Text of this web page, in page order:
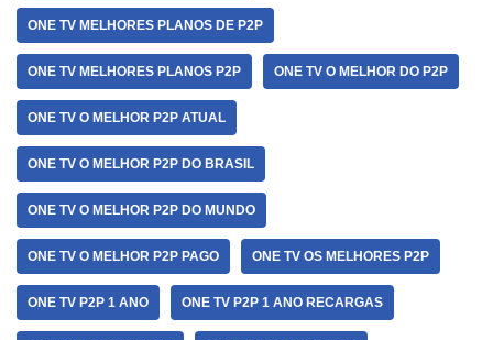
ONE TV MELHORES PLANOS DE P2P
ONE TV MELHORES PLANOS P2P ONE TV O MELHOR DO P2P
ONE TV O MELHOR P2P ATUAL
ONE TV O MELHOR P2P DO BRASIL
ONE TV O MELHOR P2P DO MUNDO
ONE TV O MELHOR P2P PAGO ONE TV OS MELHORES P2P
ONE TV P2P 1 ANO ONE TV P2P 1 ANO RECARGAS